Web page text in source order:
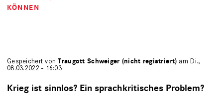
KÖNNEN
Gespeichert vonTraugott Schweiger (nicht registriert) am Di.,
08.03.2022 - 16:03
Krieg ist sinnlos? Ein sprachkritisches Problem?